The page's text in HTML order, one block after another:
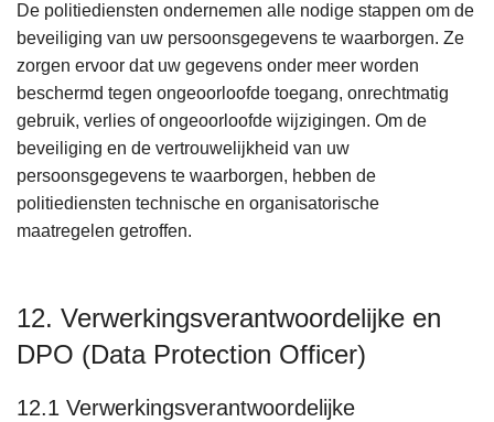
De politiediensten ondernemen alle nodige stappen om de
beveiliging van uw persoonsgegevens te waarborgen. Ze
zorgen ervoor dat uw gegevens onder meer worden
beschermd tegen ongeoorloofde toegang, onrechtmatig
gebruik, verlies of ongeoorloofde wijzigingen. Om de
beveiliging en de vertrouwelijkheid van uw
persoonsgegevens te waarborgen, hebben de
politiediensten technische en organisatorische
maatregelen getroffen.
12. Verwerkingsverantwoordelijke en
DPO (Data Protection Officer)
12.1 Verwerkingsverantwoordelijke